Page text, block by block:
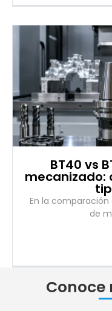
BT40 vs
mecanizado:
En la comparación
de
Conoce